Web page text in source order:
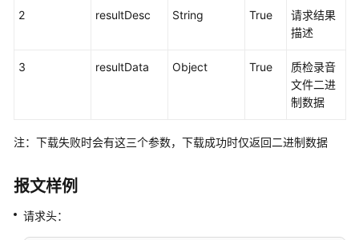
时
数
2 resultDesc String True
请求结果
描述
3 resultData Object True
质检录音
文件二进
制数据
注：下载失败时会有这三个参数，下载成功时仅返回二进制数据
报文样例
请求头：